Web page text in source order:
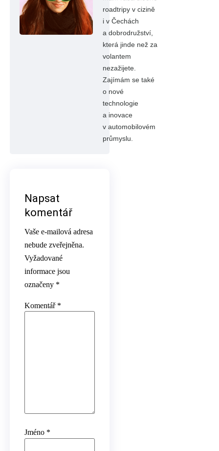
roadtripy v cizině
i v Čechách
a dobrodružství,
která jinde než za
volantem
nezažijete.
Zajímám se také
o nové
technologie
a inovace
v automobilovém
průmyslu.
Napsat
komentář
Vaše e-mailová adresa
nebude zveřejněna.
Vyžadované
informace jsou
označeny *
Komentář *
Jméno *